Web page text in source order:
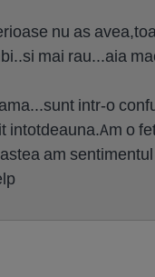
nu as
mai rau...aia
intr-o
o
am